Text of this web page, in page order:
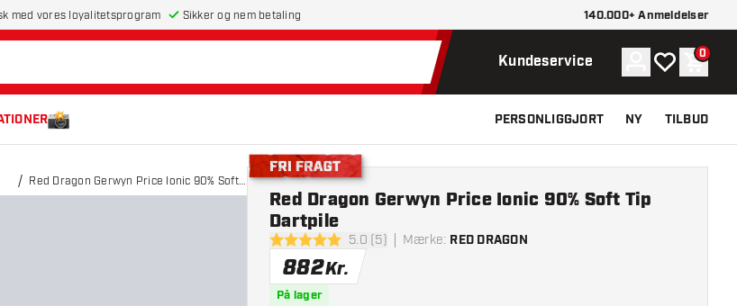
med vores loyalitetsprogram Sikker og nem betaling 140.000+ Anmeldelser
Kundeservice Konto
Min 0
PERSONLIGGJORT NY TILBUD
Red Dragon Gerwyn Price Ionic 90% Soft
Tip Dartpile
Gratis levering
5 bedømmelsesstjerner
5.0 (5) Mærke: RED DRAGON
Red Dragon Gerwyn Price Ionic 90% Soft Tip
Dartpile
882Kr.
På lager